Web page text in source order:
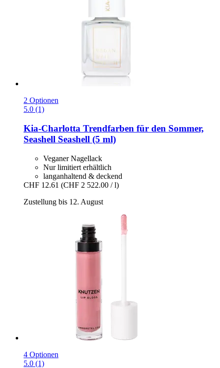
2 Optionen
5.0 (1)
Kia-Charlotta Trendfarben für den Sommer,
Seashell Seashell (5 ml)
Veganer Nagellack
Nur limitiert erhältlich
langanhaltend & deckend
CHF 12.61 (CHF 2 522.00 / l)
Zustellung bis 12. August
4 Optionen
5.0 (1)